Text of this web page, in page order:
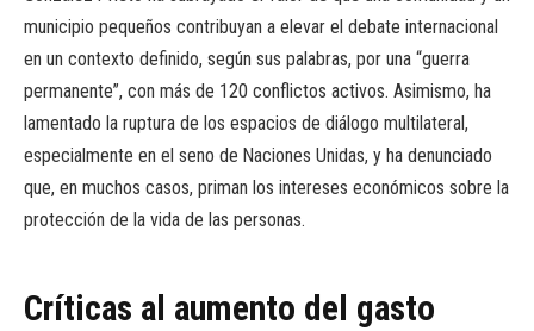
municipio pequeños contribuyan a elevar el debate internacional
en un contexto definido, según sus palabras, por una “guerra
permanente”, con más de 120 conflictos activos. Asimismo, ha
lamentado la ruptura de los espacios de diálogo multilateral,
especialmente en el seno de Naciones Unidas, y ha denunciado
que, en muchos casos, priman los intereses económicos sobre la
protección de la vida de las personas.
Críticas al aumento del gasto